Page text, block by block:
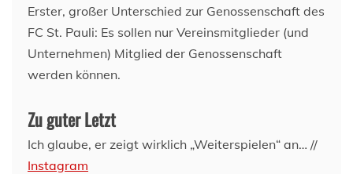
Erster, großer Unterschied zur Genossenschaft des
FC St. Pauli: Es sollen nur Vereinsmitglieder (und
Unternehmen) Mitglied der Genossenschaft
werden können.
Zu guter Letzt
Ich glaube, er zeigt wirklich „Weiterspielen“ an… //
Instagram